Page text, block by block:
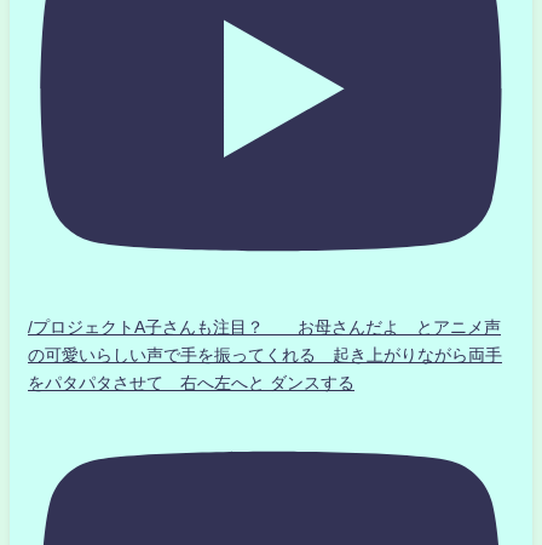
/プロジェクトA子さんも注目？ お母さんだよ とアニメ声
の可愛いらしい声で手を振ってくれる 起き上がりながら両手
をパタパタさせて 右へ左へと ダンスする